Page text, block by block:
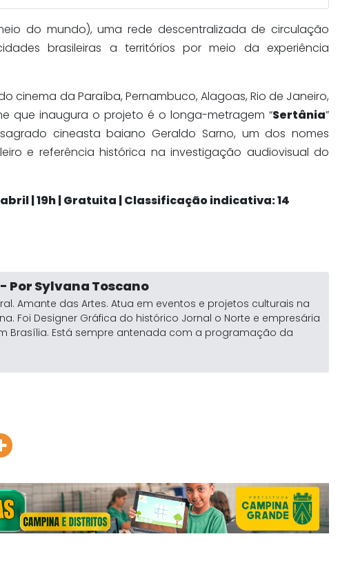
do mundo), uma rede descentralizada de circulação
brasileiras a territórios por meio da experiência
cinema da Paraíba, Pernambuco, Alagoas, Rio de Janeiro,
que inaugura o projeto é o longa-metragem “Sertânia”
cineasta baiano Geraldo Sarno, um dos nomes
e referência histórica na investigação audiovisual do
| 19h | Gratuita | Classificação indicativa: 14
- Por Sylvana Toscano
Amante das Artes. Atua em eventos e projetos culturais na
Foi Designer Gráfica do histórico Jornal o Norte e empresária
Brasília. Está sempre antenada com a programação da